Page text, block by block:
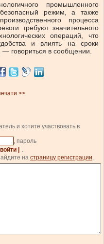
промышленного
режим, а также
процесса
требуют значительного
операций, что
и влиять на сроки
— говориться в сообщении.
>>
и хотите участвовать в
, пароль
| войти |
.
на страницу регистрации.